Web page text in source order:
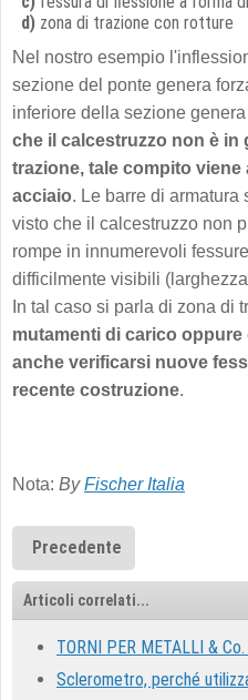
d) zona di trazione con rotture
Nel nostro esempio
sezione del ponte genera
inferiore della sezione
che il calcestruzzo non è in
trazione, tale compito
acciaio. Le barre di armatura
visto che il calcestruzzo non
rompe in innumerevoli
difficilmente visibili
In tal caso si parla di zona di
mutamenti di carico
anche verificarsi nuove
recente costruzione.
Nota: ByFischer Italia
Precedente
Articoli correlati...
TORNI PER METALLI &
Sclerometro, perché